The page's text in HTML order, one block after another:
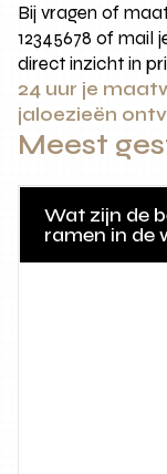
Bij vragen of
12345678 of mail
direct inzicht in
24 uur je
jaloezieën
Meest
Wat zijn de
ramen in de